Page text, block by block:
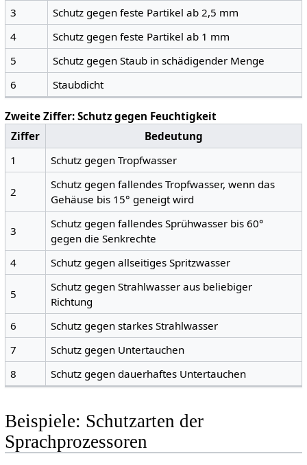
3
Schutz gegen feste Partikel ab 2,5 mm
4
Schutz gegen feste Partikel ab 1 mm
5
Schutz gegen Staub in schädigender Menge
6
Staubdicht
Zweite Ziffer: Schutz gegen Feuchtigkeit
Ziffer
Bedeutung
1
Schutz gegen Tropfwasser
2
Schutz gegen fallendes Tropfwasser, wenn das
Gehäuse bis 15° geneigt wird
3
Schutz gegen fallendes Sprühwasser bis 60°
gegen die Senkrechte
4
Schutz gegen allseitiges Spritzwasser
5
Schutz gegen Strahlwasser aus beliebiger
Richtung
6
Schutz gegen starkes Strahlwasser
7
Schutz gegen Untertauchen
8
Schutz gegen dauerhaftes Untertauchen
Beispiele: Schutzarten der
Sprachprozessoren